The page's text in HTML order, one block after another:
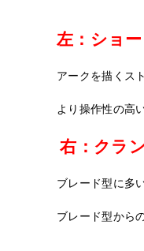
左：ショ
アークを描くス
より操作性の高
右：クラ
ブレード型に多
ブレード型から